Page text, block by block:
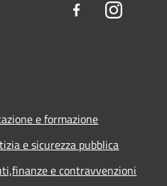
FacebookInstagram
e formazione
e sicurezza pubblica
e contravvenzioni